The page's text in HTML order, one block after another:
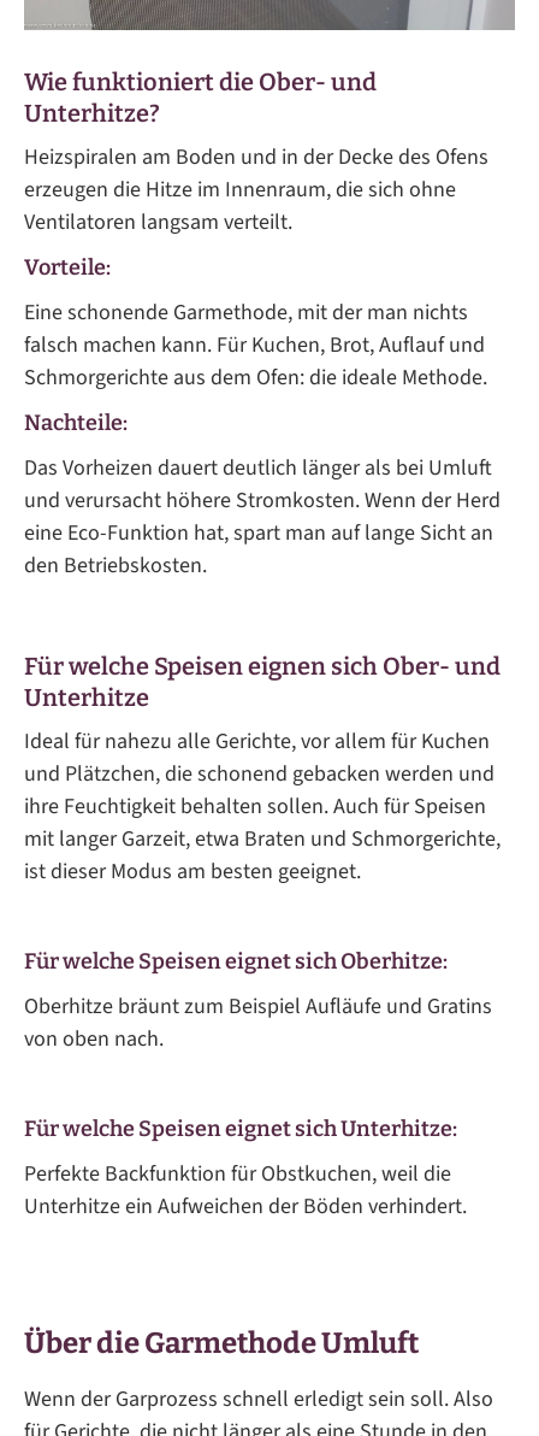
Wie funktioniert die Ober- und
Unterhitze?
Heizspiralen am Boden und in der Decke des Ofens
erzeugen die Hitze im Innenraum, die sich ohne
Ventilatoren langsam verteilt.
Vorteile:
Eine schonende Garmethode, mit der man nichts
falsch machen kann. Für Kuchen, Brot, Auflauf und
Schmorgerichte aus dem Ofen: die ideale Methode.
Nachteile:
Das Vorheizen dauert deutlich länger als bei Umluft
und verursacht höhere Stromkosten. Wenn der Herd
eine Eco-Funktion hat, spart man auf lange Sicht an
den Betriebskosten.
Für welche Speisen eignen sich Ober- und
Unterhitze
Ideal für nahezu alle Gerichte, vor allem für Kuchen
und Plätzchen, die schonend gebacken werden und
ihre Feuchtigkeit behalten sollen. Auch für Speisen
mit langer Garzeit, etwa Braten und Schmorgerichte,
ist dieser Modus am besten geeignet.
Für welche Speisen eignet sich Oberhitze:
Oberhitze bräunt zum Beispiel Aufläufe und Gratins
von oben nach.
Für welche Speisen eignet sich Unterhitze:
Perfekte Backfunktion für Obstkuchen, weil die
Unterhitze ein Aufweichen der Böden verhindert.
Über die Garmethode Umluft
Wenn der Garprozess schnell erledigt sein soll. Also